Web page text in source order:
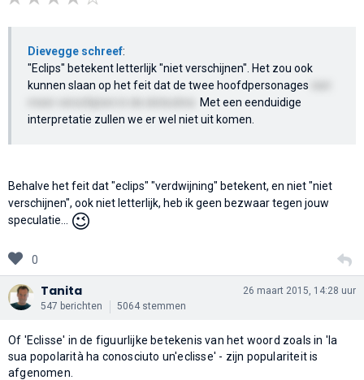
Dievegge schreef:
"Eclips" betekent letterlijk "niet verschijnen". Het zou ook
kunnen slaan op het feit dat de twee hoofdpersonages
Met een eenduidige
interpretatie zullen we er wel niet uit komen.
Behalve het feit dat "eclips" "verdwijning" betekent, en niet "niet
verschijnen", ook niet letterlijk, heb ik geen bezwaar tegen jouw
speculatie...
😉
0
Tanita
547 berichten 5064 stemmen
26 maart 2015, 14:28 uur
Of 'Eclisse' in de figuurlijke betekenis van het woord zoals in 'la
sua popolarità ha conosciuto un'eclisse' - zijn populariteit is
afgenomen.